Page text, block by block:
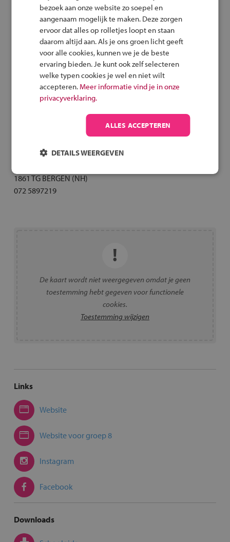
2 maart 2027 14:30 - 16:30 uur
Voorlichtingsmiddag
17 maart 2027 16:00 - 18:00 uur
Inschrijvingsprocedure
Adriaan Roland Holstschool
1861 TG BERGEN (NH)
072 5897219
De kaart wordt niet weergegeven omdat je geen
toestemming hebt gegeven voor functionele
cookies.
Toestemming wijzigen
Links
Website
Website voor groep 8
Instagram
Facebook
Downloads
bezoek aan onze website zo soepel en
aangenaam mogelijk te maken. Deze zorgen
ervoor dat alles op rolletjes loopt en staan
daarom altijd aan. Als je ons groen licht geeft
voor alle cookies, kunnen we je de beste
ervaring bieden. Je kunt ook zelf selecteren
welke typen cookies je wel en niet wilt
accepteren. Meer informatie vind je in onze
privacyverklaring.
ALLES ACCEPTEREN
DETAILS WEERGEVEN